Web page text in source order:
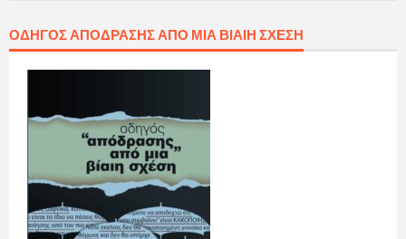
ΟΔΗΓΌΣ ΑΠΌΔΡΑΣΗΣ ΑΠΌ ΜΙΑ ΒΊΑΙΗ ΣΧΈΣΗ